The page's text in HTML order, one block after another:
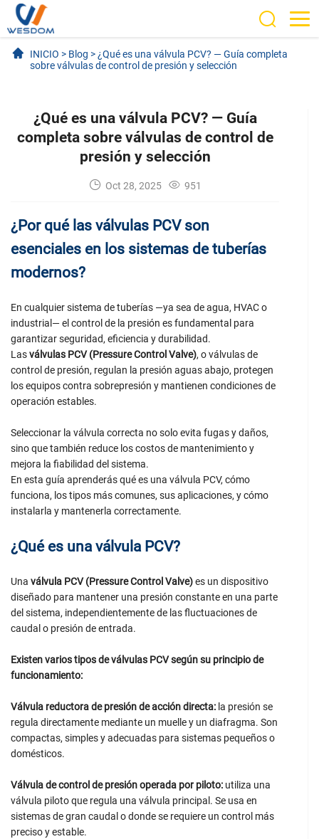
INICIO > Blog > ¿Qué es una válvula PCV? — Guía completa
sobre válvulas de control de presión y selección
¿Qué es una válvula PCV? — Guía
completa sobre válvulas de control de
presión y selección
Oct 28, 2025 951
¿Por qué las válvulas PCV son
esenciales en los sistemas de tuberías
modernos?
En cualquier sistema de tuberías —ya sea de agua, HVAC o
industrial— el control de la presión es fundamental para
garantizar seguridad, eficiencia y durabilidad.
Lasválvulas PCV (Pressure Control Valve), o válvulas de
control de presión, regulan la presión aguas abajo, protegen
los equipos contra sobrepresión y mantienen condiciones de
operación estables.
Seleccionar la válvula correcta no solo evita fugas y daños,
sino que también reduce los costos de mantenimiento y
mejora la fiabilidad del sistema.
En esta guía aprenderás qué es una válvula PCV, cómo
funciona, los tipos más comunes, sus aplicaciones, y cómo
instalarla y mantenerla correctamente.
¿Qué es una válvula PCV?
Una válvula PCV (Pressure Control Valve)es un dispositivo
diseñado para mantener una presión constante en una parte
del sistema, independientemente de las fluctuaciones de
caudal o presión de entrada.
Existen varios tipos de válvulas PCV según su principio de
funcionamiento:
Válvula reductora de presión de acción directa: la presión se
regula directamente mediante un muelle y un diafragma. Son
compactas, simples y adecuadas para sistemas pequeños o
domésticos.
Válvula de control de presión operada por piloto: utiliza una
válvula piloto que regula una válvula principal. Se usa en
sistemas de gran caudal o donde se requiere un control más
preciso y estable.